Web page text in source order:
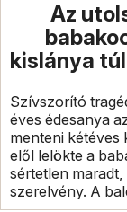
Az
kislánya
Szívszorító
éves édesanya
menteni kétéves
elől lelökte a
sértetlen
szerelvény. A